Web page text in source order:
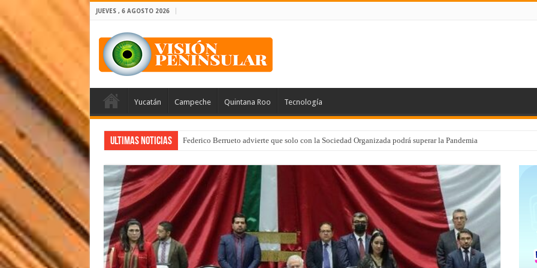
JUEVES , 6 AGOSTO 2026
Yucatán Campeche Quintana Roo Tecnología
Ultimas Noticias Federico Berrueto advierte que solo con la Sociedad Organizada podrá superar la Pandemia